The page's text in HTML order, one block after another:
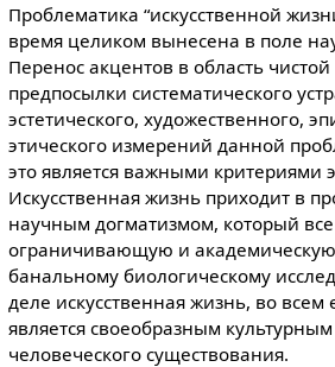
Проблематика “искусственной
время целиком вынесена в поле
Перенос акцентов в область чистой
предпосылки систематического
эстетического, художественного,
этического измерений данной
это является важными критериями
Искусственная жизнь приходит в
научным догматизмом, который
ограничивающую и
банальному биологическому
деле искусственная жизнь, во всем
является своеобразным
человеческого существования.